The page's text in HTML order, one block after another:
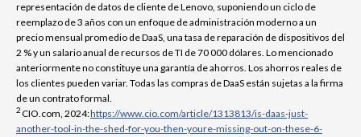
representación de datos de cliente de Lenovo, suponiendo un ciclo de
reemplazo de 3 años con un enfoque de administración moderno a un
precio mensual promedio de DaaS, una tasa de reparación de dispositivos del
2 % y un salario anual de recursos de TI de 70 000 dólares. Lo mencionado
anteriormente no constituye una garantía de ahorros. Los ahorros reales de
los clientes pueden variar. Todas las compras de DaaS están sujetas a la firma
de un contrato formal.
2CIO.com, 2024:https://www.cio.com/article/1313813/is-daas-just-
another-tool-in-the-shed-for-you-then-youre-missing-out-on-these-6-